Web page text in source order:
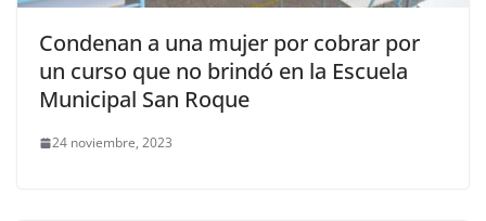
Condenan a una mujer por cobrar por
un curso que no brindó en la Escuela
Municipal San Roque
24 noviembre, 2023